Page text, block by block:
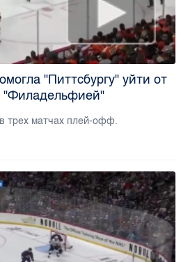
"Питтсбургу" уйти от
"Филадельфией"
трех матчах плей-офф.